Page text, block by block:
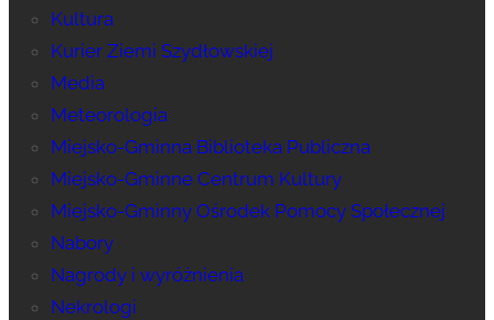
Kultura
Kurier Ziemi Szydłowskiej
Media
Meteorologia
Miejsko-Gminna Biblioteka Publiczna
Miejsko-Gminne Centrum Kultury
Miejsko-Gminny Ośrodek Pomocy Społecznej
Nabory
Nagrody i wyróżnienia
Nekrologi